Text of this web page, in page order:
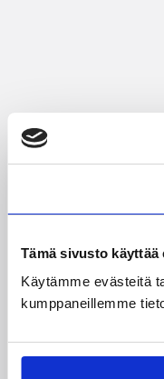
Tämä sivusto käyttää
Käytämme evästeitä
kumppaneillemme